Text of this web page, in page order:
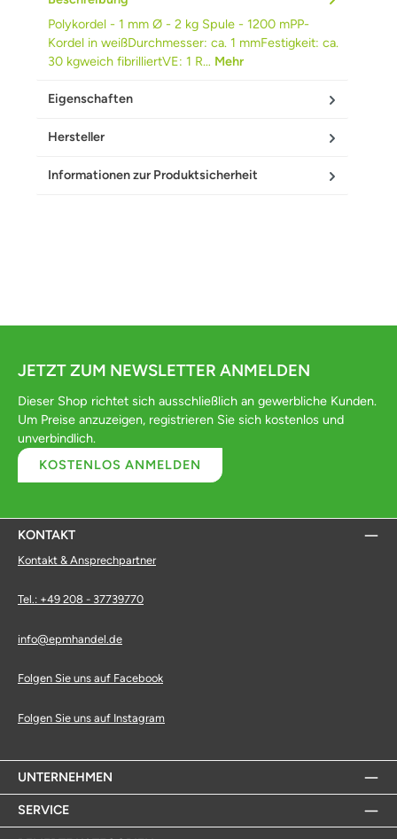
Polykordel - 1 mm Ø - 2 kg Spule - 1200 mPP-
Kordel in weißDurchmesser: ca. 1 mmFestigkeit: ca.
30 kgweich fibrilliertVE: 1 R… Mehr
Eigenschaften
Hersteller
Informationen zur Produktsicherheit
JETZT ZUM NEWSLETTER ANMELDEN
Dieser Shop richtet sich ausschließlich an gewerbliche Kunden.
Um Preise anzuzeigen, registrieren Sie sich kostenlos und
unverbindlich.
KOSTENLOS ANMELDEN
KONTAKT
Kontakt & Ansprechpartner
Tel.: +49 208 - 37739770
info@epmhandel.de
Folgen Sie uns auf Facebook
Folgen Sie uns auf Instagram
UNTERNEHMEN
SERVICE